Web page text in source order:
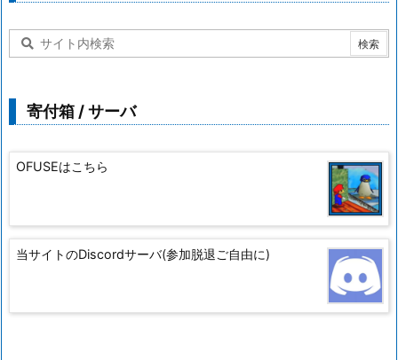
寄付箱 / サーバ
OFUSEはこちら
当サイトのDiscordサーバ(参加脱退ご自由に)